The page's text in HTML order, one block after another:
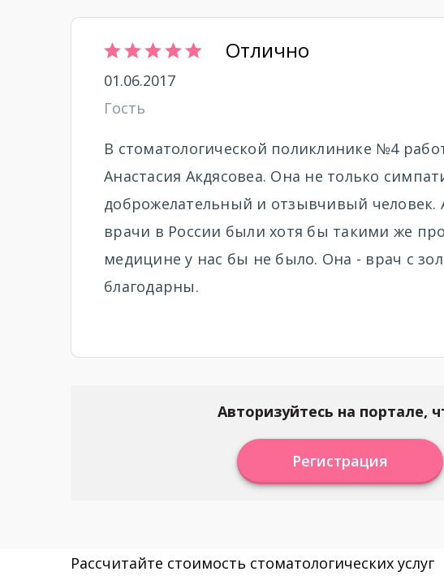
Отлично
01.06.2017
Гость
В стоматологической поликлинике №4
Анастасия Акдясовеа. Она не только
доброжелательный и отзывчивый человек.
врачи в России были хотя бы такими же
медицине у нас бы не было. Она - врач с
благодарны.
Авторизуйтесь на портале,
Регистрация
Рассчитайте стоимость стоматологических услуг